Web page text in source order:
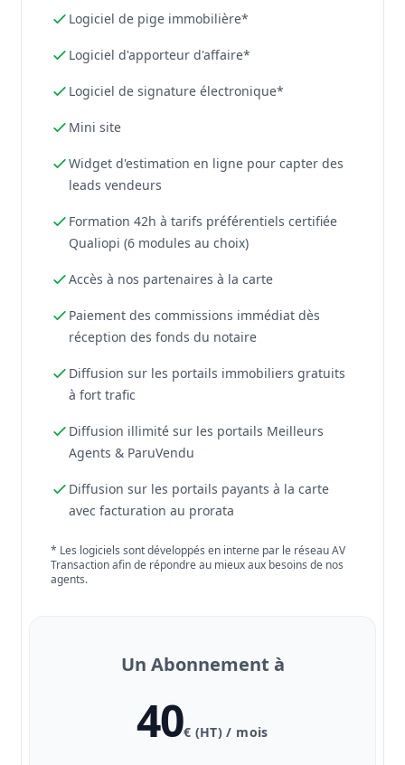
Logiciel de pige immobilière*
Logiciel d'apporteur d'affaire*
Logiciel de signature électronique*
Mini site
Widget d'estimation en ligne pour capter des
leads vendeurs
Formation 42h à tarifs préférentiels certifiée
Qualiopi (6 modules au choix)
Accès à nos partenaires à la carte
Paiement des commissions immédiat dès
réception des fonds du notaire
Diffusion sur les portails immobiliers gratuits
à fort trafic
Diffusion illimité sur les portails Meilleurs
Agents & ParuVendu
Diffusion sur les portails payants à la carte
avec facturation au prorata
* Les logiciels sont développés en interne par le réseau AV
Transaction afin de répondre au mieux aux besoins de nos
agents.
Un Abonnement à
40€ (HT) / mois